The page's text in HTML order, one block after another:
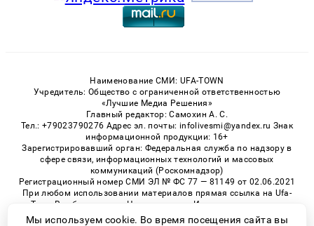
Наименование СМИ: UFA-TOWN
Учредитель: Общество с ограниченной ответственностью
«Лучшие Медиа Решения»
Главный редактор: Самохин А. С.
Тел.: +79023790276 Адрес эл. почты: infolivesmi@yandex.ru Знак
информационной продукции: 16+
Зарегистрировавший орган: Федеральная служба по надзору в
сфере связи, информационных технологий и массовых
коммуникаций (Роскомнадзор)
Регистрационный номер СМИ ЭЛ № ФС 77 — 81149 от 02.06.2021
При любом использовании материалов прямая ссылка на Ufa-
Town.Ru обязательна. Цитирование в Интернете возможно
только при наличии письменного разрешения.
Мы используем cookie. Во время посещения сайта вы